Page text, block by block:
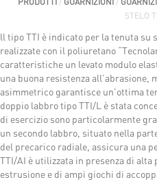
PRODOTTI / GUARNIZIONI /
STELO
ll tipo TTI è indicato per la tenuta su
realizzate con il poliuretano
caratteristiche un levato modulo
una buona resistenza
asimmetrico garantisce un’ottima
doppio labbro tipo TTI/L è stata
di esercizio sono particolarmente
un secondo labbro, situato nella
del precarico radiale, assicura una
TTI/AI è utilizzata in presenza di
estrusione e di ampi giochi di